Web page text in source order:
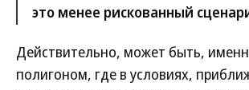
это менее рискованный
Действительно, может быть,
полигоном, где в условиях,